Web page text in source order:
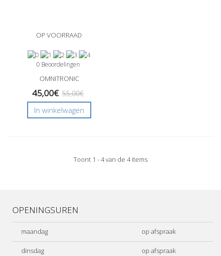
OP VOORRAAD
0 Beoordelingen
OMNITRONIC
45,00€ 55,00€
In winkelwagen
Toont 1 - 4 van de 4 items
OPENINGSUREN
maandag op afspraak
dinsdag op afspraak